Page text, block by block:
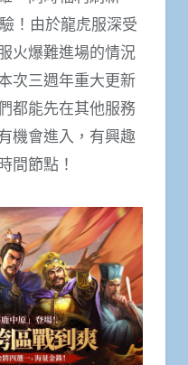
！由於龍虎服深受
火爆難進場的情況
次三週年重大更新
都能先在其他服務
機會進入，有興趣
間節點！